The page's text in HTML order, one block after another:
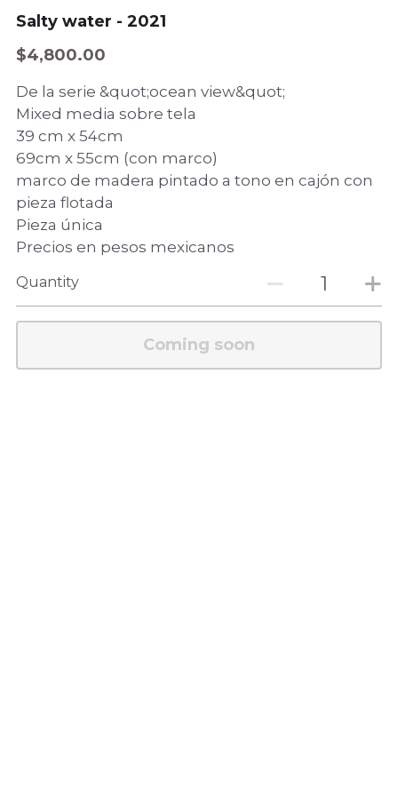
Salty water - 2021
$4,800.00
De la serie &quot;ocean view&quot;
Mixed media sobre tela
39 cm x 54cm
69cm x 55cm (con marco)
marco de madera pintado a tono en cajón con
pieza flotada
Pieza única
Precios en pesos mexicanos
Quantity
Coming soon